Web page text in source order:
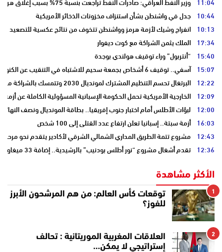
10:44 جدل في واشنطن بشأن استنزاف مخزونات الذخائر الأمريكية
10:13 انفراج وشيك لأزمة هرمز وواشنطن تتخوف من نتائج عكسية للتصعيد
17:34 الملك يثمن الشراكة مع كوت ديفوار
15:40 “أنتربول” وراء توقيف هولندي بوجدة
15:07 آسفي.. توقيف 6 أشخاص بجمعة سحيم للاشتباه في التنقيب عن الكنوز .
12:22 البرتغال تحسم التنظيم المشترك لمونديال 2030 وتتمسك بالشراكة مع المغرب وإسبانيا
12:09 الخارجية الأمريكية تحمل الحكومة الإسبانية المسؤولية الكاملة عن أزمة
12:00 لبؤات الأطلس أمام اختبار جنوب إفريقيا.. بطاقة المونديال ونصف
16:03 أزمة سبتة.. إسبانيا تعلن ارتفاع عدد القتلى إلى 100 شخص
12:43 مشروع تتمة الطريق المداري الشمالي الشرقي لأكادير يتقدم نحو مرحلة
12:36 تقدم أشغال مشروع “نور أطلس بودنيب” بالرشيدية.. إضافة 33 ميغاوات إلى الشبكة الوطنية
الأكثر مشاهدة
1
توقعات كأس العالم: من هم المرشحون الأبرز
للفوز؟
2
العلاقات المغربية الموريتانية : تحالف
إستراتيجي لا يمكن…